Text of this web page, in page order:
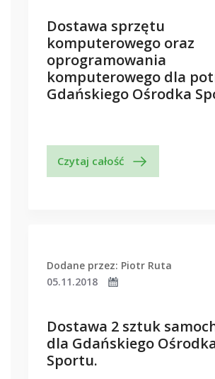
Dostawa sprzętu
komputerowego oraz
oprogramowania
komputerowego dla
Gdańskiego Ośrodka
Czytaj całość
Dodane przez: Piotr Ruta
05.11.2018
Dostawa 2 sztuk
dla Gdańskiego
Sportu.